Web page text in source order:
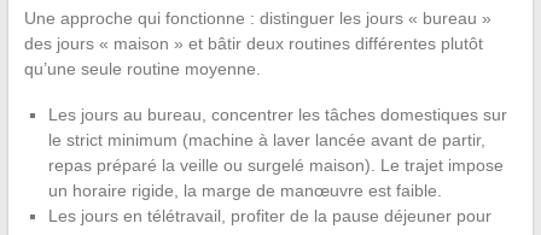
Une approche qui fonctionne : distinguer les jours « bureau »
des jours « maison » et bâtir deux routines différentes plutôt
qu’une seule routine moyenne.
Les jours au bureau, concentrer les tâches domestiques sur
le strict minimum (machine à laver lancée avant de partir,
repas préparé la veille ou surgelé maison). Le trajet impose
un horaire rigide, la marge de manœuvre est faible.
Les jours en télétravail, profiter de la pause déjeuner pour